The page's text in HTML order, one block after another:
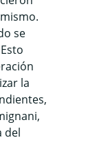
se
la
del